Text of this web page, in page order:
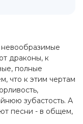
драконы, к
полные
что к этим чертам
зубастость. А
песни - в общем,